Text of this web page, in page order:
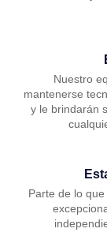
Nuestro
mantenerse
y le brindarán
Parte de lo